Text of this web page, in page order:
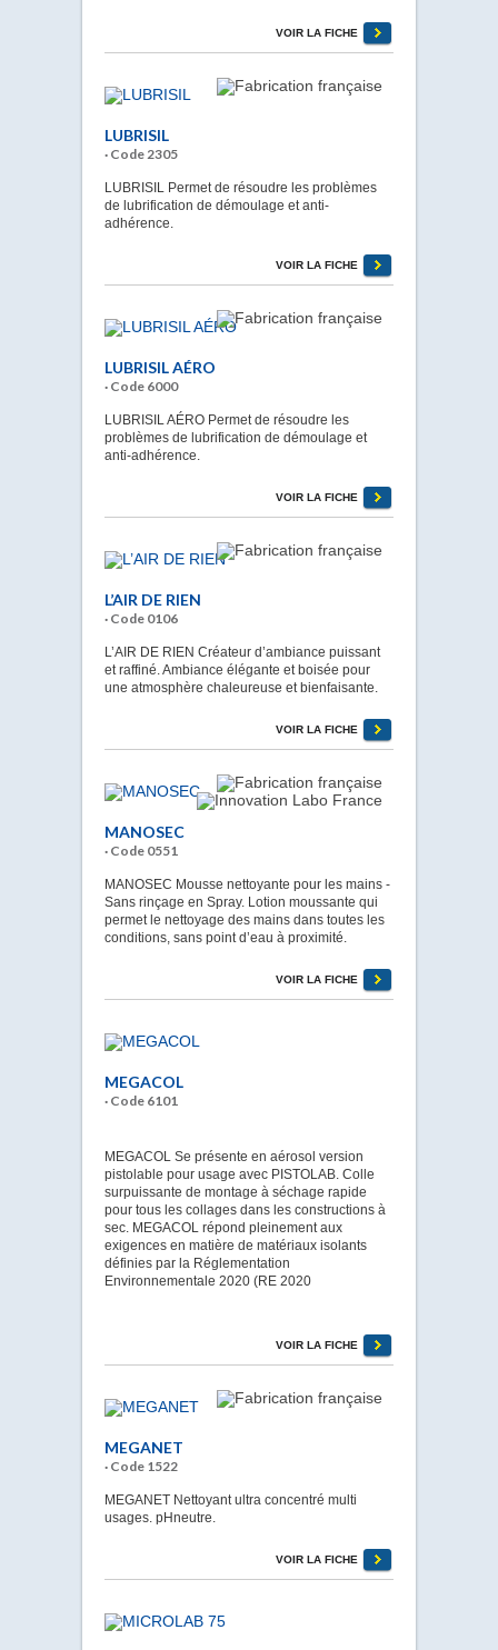
VOIR LA FICHE
LUBRISIL
· Code 2305
LUBRISIL Permet de résoudre les problèmes
de lubrification de démoulage et anti-
adhérence.
VOIR LA FICHE
LUBRISIL AÉRO
· Code 6000
LUBRISIL AÉRO Permet de résoudre les
problèmes de lubrification de démoulage et
anti-adhérence.
VOIR LA FICHE
L’AIR DE RIEN
· Code 0106
L’AIR DE RIEN Créateur d’ambiance puissant
et raffiné. Ambiance élégante et boisée pour
une atmosphère chaleureuse et bienfaisante.
VOIR LA FICHE
MANOSEC
· Code 0551
MANOSEC Mousse nettoyante pour les mains -
Sans rinçage en Spray. Lotion moussante qui
permet le nettoyage des mains dans toutes les
conditions, sans point d’eau à proximité.
VOIR LA FICHE
MEGACOL
· Code 6101
MEGACOL Se présente en aérosol version
pistolable pour usage avec PISTOLAB. Colle
surpuissante de montage à séchage rapide
pour tous les collages dans les constructions à
sec. MEGACOL répond pleinement aux
exigences en matière de matériaux isolants
définies par la Réglementation
Environnementale 2020 (RE 2020
VOIR LA FICHE
MEGANET
· Code 1522
MEGANET Nettoyant ultra concentré multi
usages. pHneutre.
VOIR LA FICHE